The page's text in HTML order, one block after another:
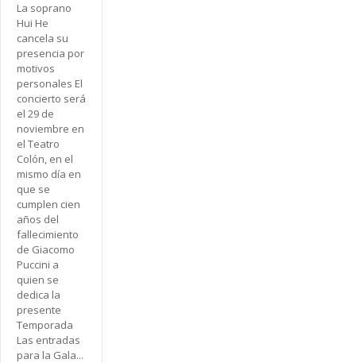
La soprano
Hui He
cancela su
presencia por
motivos
personales El
concierto será
el 29 de
noviembre en
el Teatro
Colón, en el
mismo día en
que se
cumplen cien
años del
fallecimiento
de Giacomo
Puccini a
quien se
dedica la
presente
Temporada
Las entradas
para la Gala...